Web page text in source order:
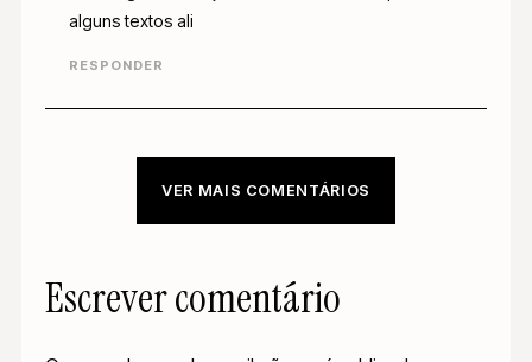
alguns textos ali
RESPONDER
VER MAIS COMENTÁRIOS
Escrever comentário